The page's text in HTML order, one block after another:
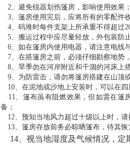
2、避免锐器划伤篷房，影响使用效果；
3、篷房使用完后，应将所有的零配件
4、码堆时每件支架上所承重不得超过
5、搬运过程中应尽量轻放，外包装防
6、如在篷房内使用电器，请注意电线
7、在搭篷房之前，必须仔细勘察地势
8、旱季勿在河岸附近和干涸的河床上
9、为防雷击，请勿将篷房搭建在山顶
10、在泥地或沙地上安装时，可以在四
11、篷布虽有阻燃效果，但如需在篷
备；
12、预知当地风力超过十级以上时，请
13、篷房存放前务必晾晒篷布，待其恢
14、视当地湿度及气候情况，定